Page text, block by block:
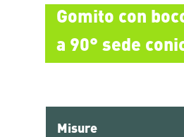
Gomito con
a 90° sede
Misure